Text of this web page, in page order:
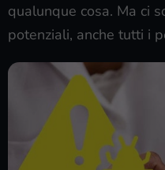
qualunque cosa. Ma ci
potenziali, anche tutti i